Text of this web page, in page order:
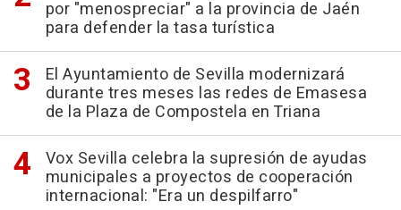
por "menospreciar" a la provincia de Jaén
para defender la tasa turística
El Ayuntamiento de Sevilla modernizará
durante tres meses las redes de Emasesa
de la Plaza de Compostela en Triana
Vox Sevilla celebra la supresión de ayudas
municipales a proyectos de cooperación
internacional: "Era un despilfarro"